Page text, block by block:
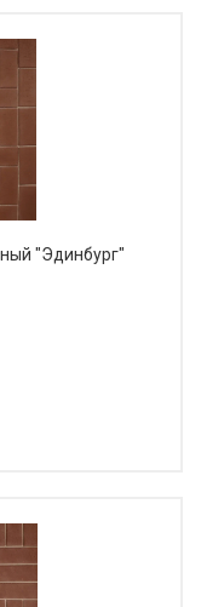
"Эдинбург"